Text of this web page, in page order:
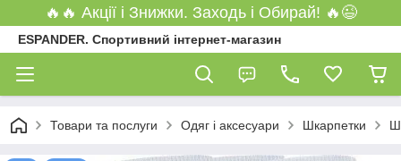
🔥🔥 Акції і Знижки. Заходь і Обирай! 🔥😉
ESPANDER. Спортивний інтернет-магазин
Товари та послуги Одяг і аксесуари Шкарпетки